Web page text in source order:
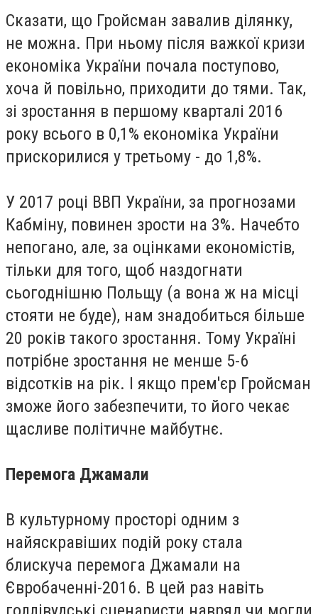
Сказати, що Гройсман завалив ділянку,
не можна. При ньому після важкої кризи
економіка України почала поступово,
хоча й повільно, приходити до тями. Так,
зі зростання в першому кварталі 2016
року всього в 0,1% економіка України
прискорилися у третьому - до 1,8%.
У 2017 році ВВП України, за прогнозами
Кабміну, повинен зрости на 3%. Начебто
непогано, але, за оцінками економістів,
тільки для того, щоб наздогнати
сьогоднішню Польщу (а вона ж на місці
стояти не буде), нам знадобиться більше
20 років такого зростання. Тому Україні
потрібне зростання не менше 5-6
відсотків на рік. І якщо прем'єр Гройсман
зможе його забезпечити, то його чекає
щасливе політичне майбутнє.
Перемога Джамали
В культурному просторі одним з
найяскравіших подій року стала
блискуча перемога Джамали на
Євробаченні-2016. В цей раз навіть